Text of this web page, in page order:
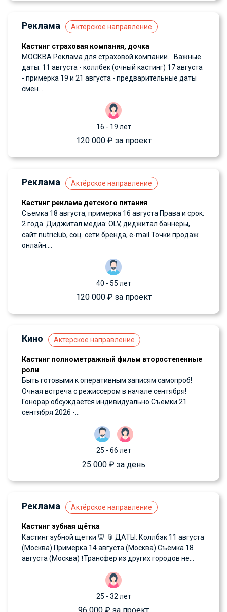
Реклама Актёрское направление
Кастинг страховая компания, дочка
МОСКВА Реклама для страховой компании. Важные
даты: 11 августа - коллбек (очный кастинг) 17 августа
- примерка 19 и 21 августа - предварительные даты
смен...
16 - 19 лет
120 000 ₽ за проект
Реклама Актёрское направление
Кастинг реклама детского питания
Съемка 18 августа, примерка 16 августа Права и срок:
2 года Диджитал медиа: OLV, диджитал баннеры,
сайт nutriclub, соц. сети бренда, e-mail Точки продаж
онлайн:...
40 - 55 лет
120 000 ₽ за проект
Кино Актёрское направление
Кастинг полнометражный фильм второстепенные
роли
Быть готовыми к оперативным записям самопроб!
Очная встреча с режиссером в начале сентября!
Гонорар обсуждается индивидуально Съемки 21
сентября 2026 -...
25 - 66 лет
25 000 ₽ за день
Реклама Актёрское направление
Кастинг зубная щётка
Кастинг зубной щётки 🦷 📎 ДАТЫ: Коллбэк 11 августа
(Москва) Примерка 14 августа (Москва) Съёмка 18
августа (Москва) ❗️Трансфер из других городов не...
25 - 32 лет